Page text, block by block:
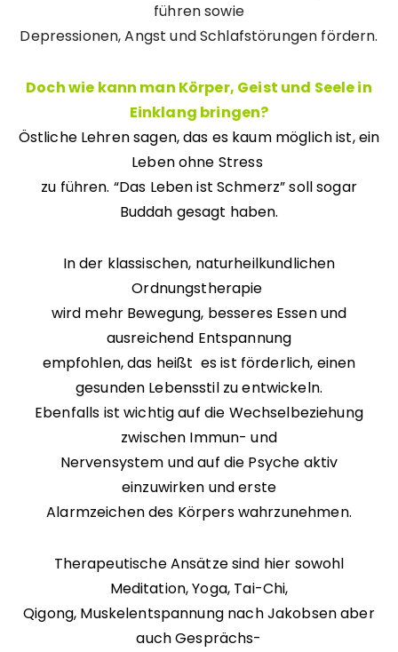
führen sowie
Depressionen, Angst und Schlafstörungen fördern.
Doch wie kann man Körper, Geist und Seele in
Einklang bringen?
Östliche Lehren sagen, das es kaum möglich ist, ein
Leben ohne Stress
zu führen. “Das Leben ist Schmerz” soll sogar
Buddah gesagt haben.
In der klassischen, naturheilkundlichen
Ordnungstherapie
wird mehr Bewegung, besseres Essen und
ausreichend Entspannung
empfohlen, das heißt es ist förderlich, einen
gesunden Lebensstil zu entwickeln.
Ebenfalls ist wichtig auf die Wechselbeziehung
zwischen Immun- und
Nervensystem und auf die Psyche aktiv
einzuwirken und erste
Alarmzeichen des Körpers wahrzunehmen.
Therapeutische Ansätze sind hier sowohl
Meditation, Yoga, Tai-Chi,
Qigong, Muskelentspannung nach Jakobsen aber
auch Gesprächs-